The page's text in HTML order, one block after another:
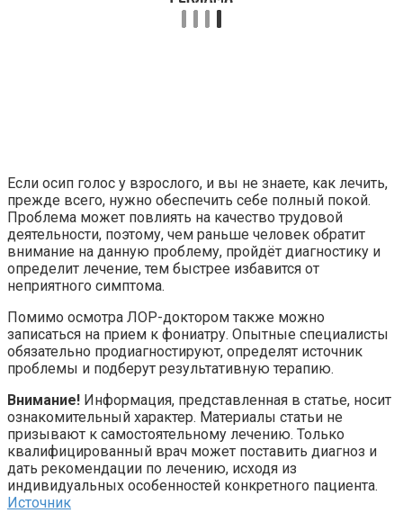
Если осип голос у взрослого, и вы не знаете, как лечить,
прежде всего, нужно обеспечить себе полный покой.
Проблема может повлиять на качество трудовой
деятельности, поэтому, чем раньше человек обратит
внимание на данную проблему, пройдёт диагностику и
определит лечение, тем быстрее избавится от
неприятного симптома.
Помимо осмотра ЛОР-доктором также можно
записаться на прием к фониатру. Опытные специалисты
обязательно продиагностируют, определят источник
проблемы и подберут результативную терапию.
Внимание! Информация, представленная в статье, носит
ознакомительный характер. Материалы статьи не
призывают к самостоятельному лечению. Только
квалифицированный врач может поставить диагноз и
дать рекомендации по лечению, исходя из
индивидуальных особенностей конкретного пациента.
Источник